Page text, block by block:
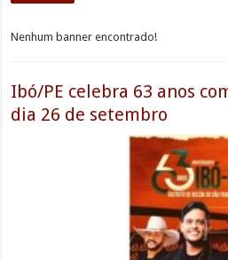
Nenhum banner encontrado!
Ibó/PE celebra 63 anos
dia 26 de setembro